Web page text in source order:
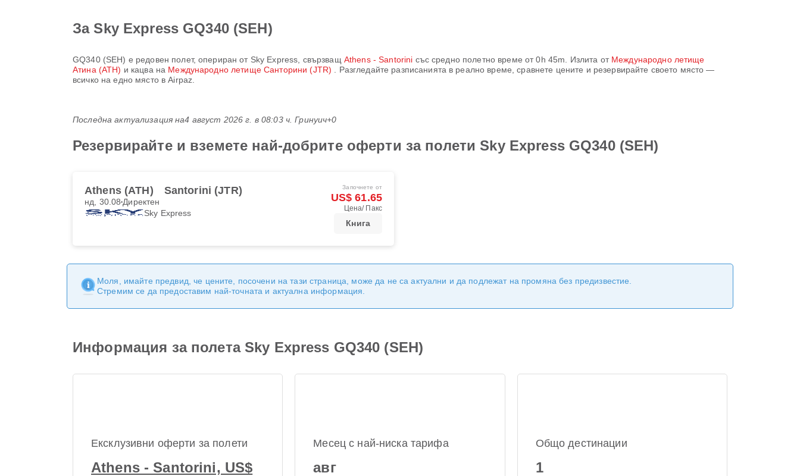
За Sky Express GQ340 (SEH)
GQ340(SEH) е редовен полет, опериран от Sky Express , свързващ Athens - Santorini със средно полетно време от0h 45m . Излита от Международно летище
Атина (ATH) и кацва на Международно летище Санторини (JTR)
. Разгледайте разписанията в реално време, сравнете цените и резервирайте своето място —
всичко на едно място в Airpaz.
Последна актуализация на4 август 2026 г. в 08:03 ч. Гринуич+0
Резервирайте и вземете най-добрите оферти за полети Sky Express GQ340 (SEH)
Athens (ATH) Santorini (JTR)
нд, 30.08 Директен
Sky Express
Започнете от
US$ 61.65
Цена/ Пакс
Книга
Моля, имайте предвид, че цените, посочени на тази страница, може да не са актуални и да подлежат на промяна без предизвестие.
Стремим се да предоставим най-точната и актуална информация.
Информация за полета Sky Express GQ340 (SEH)
Ексклузивни оферти за полети
Athens - Santorini, US$
Месец с най-ниска тарифа
авг
Общо дестинации
1